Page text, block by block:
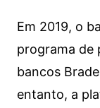
Em 2019, o
programa de
bancos
entanto, a